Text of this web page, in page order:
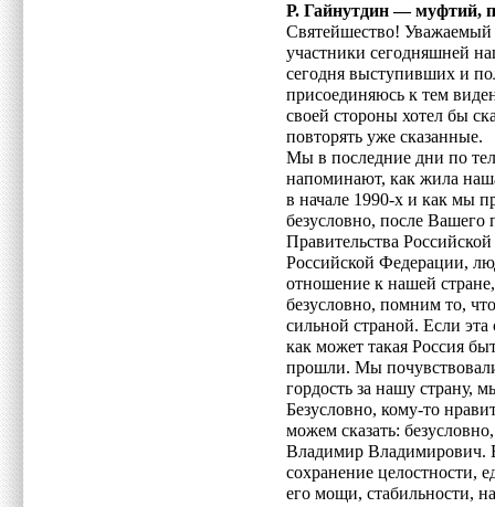
Р. Гайнутдин — муфтий,
Святейшество!
участники сегодняшней
сегодня выступивших и
присоединяюсь к тем
своей стороны хотел бы
повторять уже сказанные.
Мы в последние дни по
напоминают, как жила
в начале 1990-х и как мы
безусловно, после Вашего
Правительства
Российской Федерации,
отношение к нашей
безусловно, помним то,
сильной страной. Если
как может такая Россия
прошли. Мы
гордость за нашу страну,
Безусловно, кому-то
можем сказать:
Владимир Владимирович.
сохранение целостности,
его мощи, стабильности,